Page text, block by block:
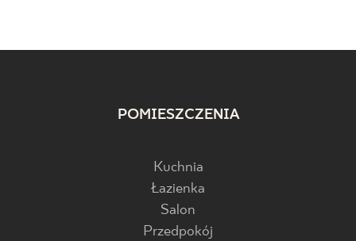
POMIESZCZENIA
Kuchnia
Łazienka
Salon
Przedpokój